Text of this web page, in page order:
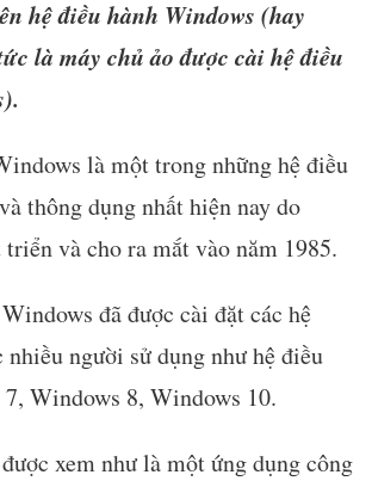
hệ điều hành Windows (hay
là máy chủ ảo được cài hệ điều
là một trong những hệ điều
thông dụng nhất hiện nay do
và cho ra mắt vào năm 1985.
đã được cài đặt các hệ
nhiều người sử dụng như hệ điều
Windows 8, Windows 10.
xem như là một ứng dụng công